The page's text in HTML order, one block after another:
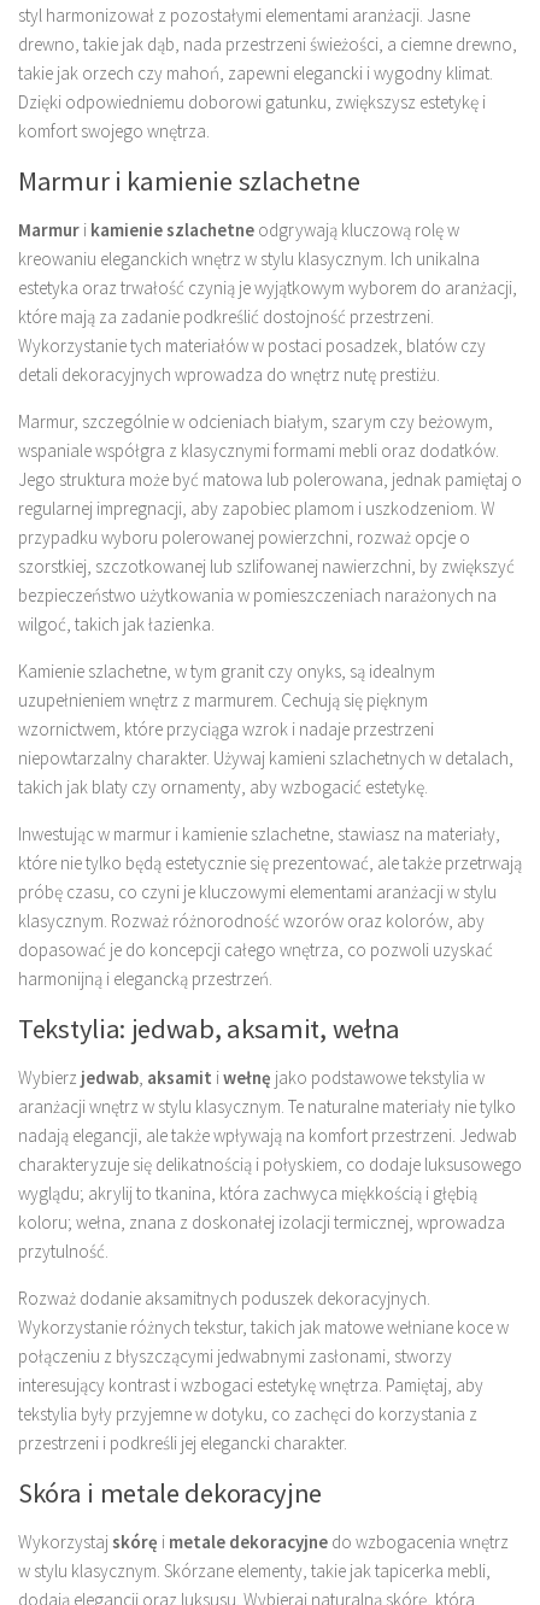
styl harmonizował z pozostałymi elementami aranżacji. Jasne
drewno, takie jak dąb, nada przestrzeni świeżości, a ciemne drewno,
takie jak orzech czy mahoń, zapewni elegancki i wygodny klimat.
Dzięki odpowiedniemu doborowi gatunku, zwiększysz estetykę i
komfort swojego wnętrza.
Marmur i kamienie szlachetne
Marmur i kamienie szlachetne odgrywają kluczową rolę w
kreowaniu eleganckich wnętrz w stylu klasycznym. Ich unikalna
estetyka oraz trwałość czynią je wyjątkowym wyborem do aranżacji,
które mają za zadanie podkreślić dostojność przestrzeni.
Wykorzystanie tych materiałów w postaci posadzek, blatów czy
detali dekoracyjnych wprowadza do wnętrz nutę prestiżu.
Marmur, szczególnie w odcieniach białym, szarym czy beżowym,
wspaniale współgra z klasycznymi formami mebli oraz dodatków.
Jego struktura może być matowa lub polerowana, jednak pamiętaj o
regularnej impregnacji, aby zapobiec plamom i uszkodzeniom. W
przypadku wyboru polerowanej powierzchni, rozważ opcje o
szorstkiej, szczotkowanej lub szlifowanej nawierzchni, by zwiększyć
bezpieczeństwo użytkowania w pomieszczeniach narażonych na
wilgoć, takich jak łazienka.
Kamienie szlachetne, w tym granit czy onyks, są idealnym
uzupełnieniem wnętrz z marmurem. Cechują się pięknym
wzornictwem, które przyciąga wzrok i nadaje przestrzeni
niepowtarzalny charakter. Używaj kamieni szlachetnych w detalach,
takich jak blaty czy ornamenty, aby wzbogacić estetykę.
Inwestując w marmur i kamienie szlachetne, stawiasz na materiały,
które nie tylko będą estetycznie się prezentować, ale także przetrwają
próbę czasu, co czyni je kluczowymi elementami aranżacji w stylu
klasycznym. Rozważ różnorodność wzorów oraz kolorów, aby
dopasować je do koncepcji całego wnętrza, co pozwoli uzyskać
harmonijną i elegancką przestrzeń.
Tekstylia: jedwab, aksamit, wełna
Wybierz jedwab aksamit iwełnę jako podstawowe tekstylia w
aranżacji wnętrz w stylu klasycznym. Te naturalne materiały nie tylko
nadają elegancji, ale także wpływają na komfort przestrzeni. Jedwab
charakteryzuje się delikatnością i połyskiem, co dodaje luksusowego
wyglądu; akrylij to tkanina, która zachwyca miękkością i głębią
koloru; wełna, znana z doskonałej izolacji termicznej, wprowadza
przytulność.
Rozważ dodanie aksamitnych poduszek dekoracyjnych.
Wykorzystanie różnych tekstur, takich jak matowe wełniane koce w
połączeniu z błyszczącymi jedwabnymi zasłonami, stworzy
interesujący kontrast i wzbogaci estetykę wnętrza. Pamiętaj, aby
tekstylia były przyjemne w dotyku, co zachęci do korzystania z
przestrzeni i podkreśli jej elegancki charakter.
Skóra i metale dekoracyjne
Wykorzystajskórę i metale dekoracyjne do wzbogacenia wnętrz
w stylu klasycznym. Skórzane elementy, takie jak tapicerka mebli,
dodają elegancji oraz luksusu. Wybieraj naturalną skórę, która